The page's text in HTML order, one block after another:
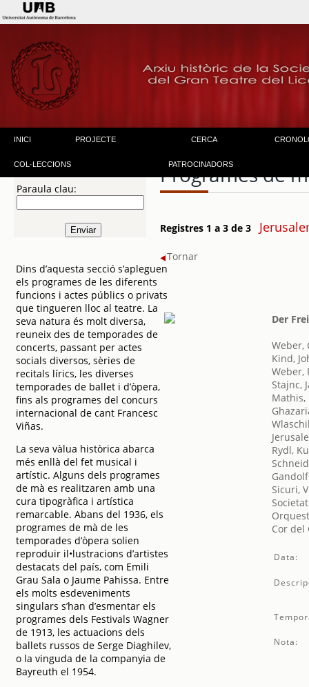
INICI PROJECTE CERCA
COL·LECCIONS PATROCINADORS
Paraula clau:
Dins d’aquesta secció s’apleguen
els programes de les diferents
funcions i actes públics o privats
que tingueren lloc al teatre. La
seva natura és molt diversa,
reuneix des de temporades de
concerts, passant per actes
socials diversos, sèries de
recitals lírics, les diverses
temporades de ballet i d’òpera,
fins als programes del concurs
internacional de cant Francesc
Viñas.
La seva vàlua històrica abarca
més enllà del fet musical i
artístic. Alguns dels programes
de mà es realitzaren amb una
cura tipogràfica i artística
remarcable. Abans del 1936, els
programes de mà de les
temporades d’òpera solien
reproduir il•lustracions d’artistes
destacats del país, com Emili
Grau Sala o Jaume Pahissa. Entre
els molts esdeveniments
singulars s’han d’esmentar els
programes dels Festivals Wagner
de 1913, les actuacions dels
ballets russos de Serge Diaghilev,
o la vinguda de la companyia de
Bayreuth el 1954.
Programes de
Registres 1 a 3 de 3
Tornar
Der
Weber,
Kind,
Weber,
Stajnc,
Mathis,
Rydl,
Sicuri,
Cor del
Data:
Nota: